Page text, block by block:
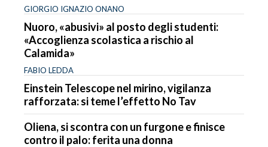
GIORGIO IGNAZIO ONANO
Nuoro, «abusivi» al posto degli studenti:
«Accoglienza scolastica a rischio al
Calamida»
FABIO LEDDA
Einstein Telescope nel mirino, vigilanza
rafforzata: si teme l’effetto No Tav
Oliena, si scontra con un furgone e finisce
contro il palo: ferita una donna